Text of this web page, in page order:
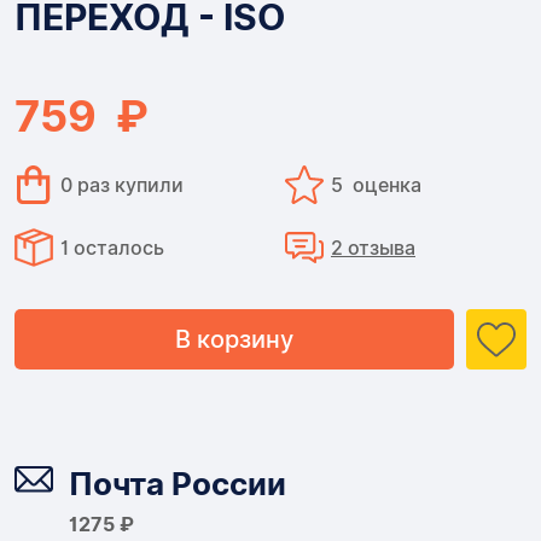
759 ₽
ПЕРЕХОД - ISO
0 раз купили 5 оценка
1 осталось 2 отзыва
В корзину
Почта России
1275 ₽